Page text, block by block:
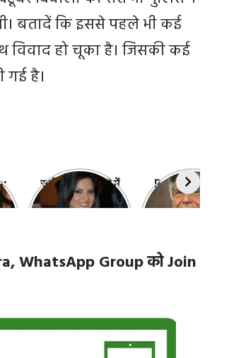
बतादें कि इससे पहले भी कई
विवाद हो चूका है। जिसकी कई
गई है।
सनी लियोन के बारे में
10 बातें जो आप नहीं
Sunny Leone
Ratan Tata: रतन
टाटा के जीवन से जुड़ी
WhatsApp Group को Join